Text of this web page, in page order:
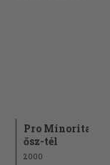
Pro Minoritate
ősz-tél
2000